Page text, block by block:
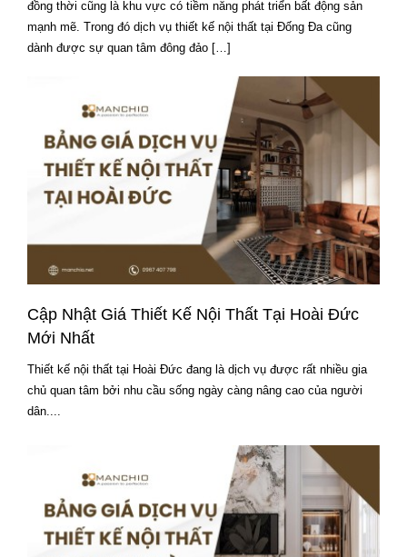
đồng thời cũng là khu vực có tiềm năng phát triển bất động sản
mạnh mẽ. Trong đó dịch vụ thiết kế nội thất tại Đống Đa cũng
dành được sự quan tâm đông đảo […]
Cập Nhật Giá Thiết Kế Nội Thất Tại Hoài Đức
Mới Nhất
Thiết kế nội thất tại Hoài Đức đang là dịch vụ được rất nhiều gia
chủ quan tâm bởi nhu cầu sống ngày càng nâng cao của người
dân....